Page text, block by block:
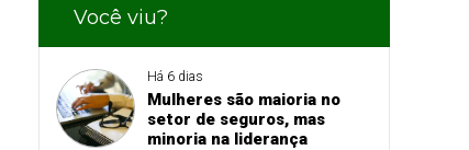
Você viu?
Há 6 dias
Mulheres são maioria no
setor de seguros, mas
minoria na liderança